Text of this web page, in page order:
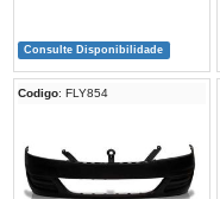
Consulte Disponibilidade
Codigo: FLY854